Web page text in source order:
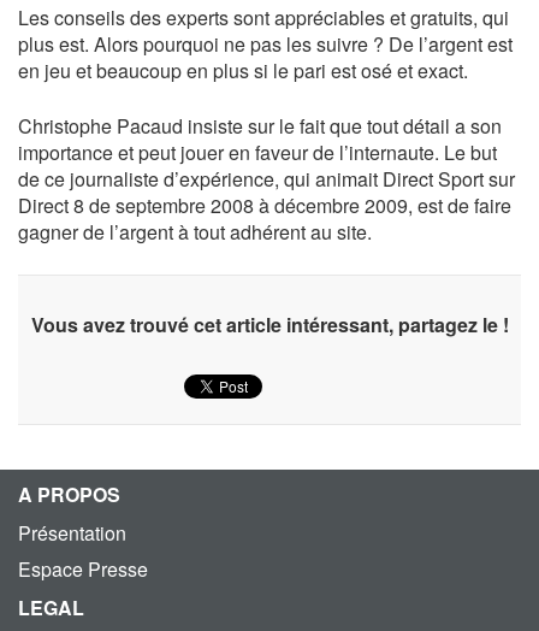
Les conseils des experts sont appréciables et gratuits, qui
plus est. Alors pourquoi ne pas les suivre ? De l’argent est
en jeu et beaucoup en plus si le pari est osé et exact.
Christophe Pacaud insiste sur le fait que tout détail a son
importance et peut jouer en faveur de l’internaute. Le but
de ce journaliste d’expérience, qui animait Direct Sport sur
Direct 8 de septembre 2008 à décembre 2009, est de faire
gagner de l’argent à tout adhérent au site.
Vous avez trouvé cet article intéressant, partagez le !
A PROPOS
Présentation
Espace Presse
LEGAL